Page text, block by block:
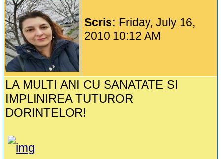
Scris: Friday, July 16,
2010 10:12 AM
LA MULTI ANI CU SANATATE SI
IMPLINIREA TUTUROR
DORINTELOR!